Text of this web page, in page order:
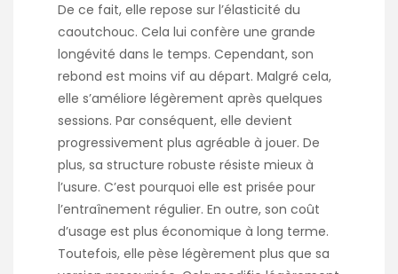
De ce fait, elle repose sur l’élasticité du
caoutchouc. Cela lui confère une grande
longévité dans le temps. Cependant, son
rebond est moins vif au départ. Malgré cela,
elle s’améliore légèrement après quelques
sessions. Par conséquent, elle devient
progressivement plus agréable à jouer. De
plus, sa structure robuste résiste mieux à
l’usure. C’est pourquoi elle est prisée pour
l’entraînement régulier. En outre, son coût
d’usage est plus économique à long terme.
Toutefois, elle pèse légèrement plus que sa